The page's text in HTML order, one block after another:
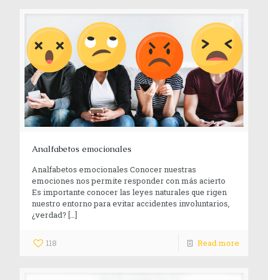
Analfabetos emocionales
Analfabetos emocionales Conocer nuestras
emociones nos permite responder con más acierto
Es importante conocer las leyes naturales que rigen
nuestro entorno para evitar accidentes involuntarios,
¿verdad? […]
118 Read more